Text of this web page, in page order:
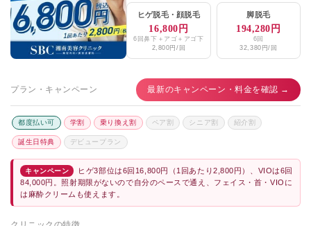
ヒゲ脱毛・ 顔脱毛
16,800円
6回鼻下＋アゴ＋アゴ下
2,800円/回
脚脱毛
194,280円
6回
32,380円/回
プラン・キャンペーン 最新のキャンペーン・料金を確認 →
都度払い可 学割 乗り換え割 ペア割 シニア割 紹介割
誕生日特典 デビュープラン
キャンペーン
ヒゲ3部位は6回16,800円（1回あたり2,800円）、VIOは6回
84,000円。照射期限がないので自分のペースで通え、フェイス・首・VIOに
は麻酔クリームも使えます。